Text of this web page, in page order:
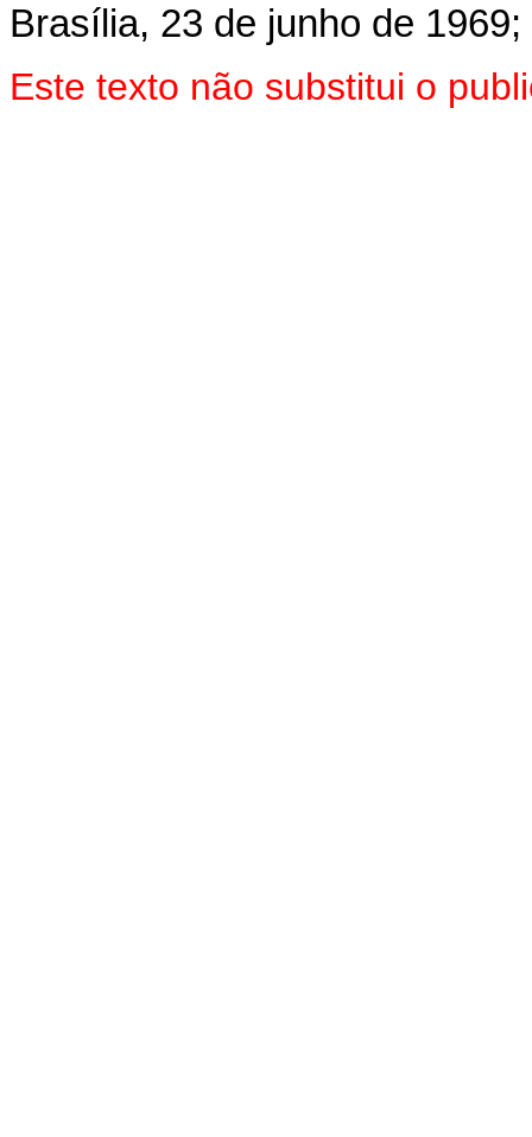
Brasília, 23 de junho de 1969;
Este texto não substitui o